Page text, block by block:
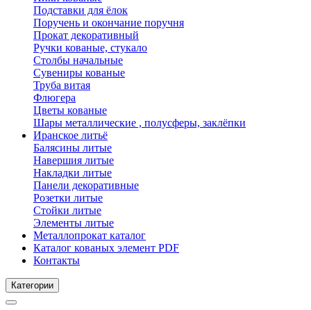
Подставки для ёлок
Поручень и окончание поручня
Прокат декоративный
Ручки кованые, стукало
Столбы начальные
Сувениры кованые
Труба витая
Флюгера
Цветы кованые
Шары металлические , полусферы, заклёпки
Иранское литьё
Балясины литые
Навершия литые
Накладки литые
Панели декоративные
Розетки литые
Стойки литые
Элементы литые
Металлопрокат каталог
Каталог кованых элемент PDF
Контакты
Категории